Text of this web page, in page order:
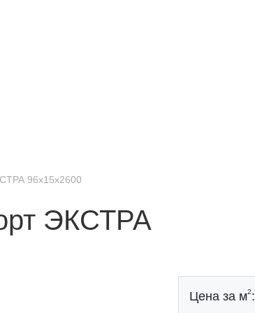
96x15x2600
ЭКСТРА
Цена за м2: